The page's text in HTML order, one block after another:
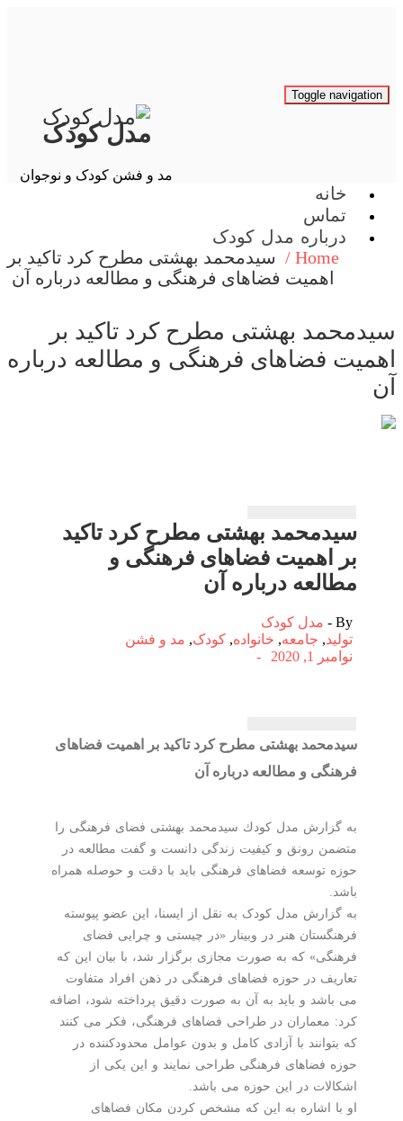
Toggle
مدل کودک
مد و فشن کودک و نوجوان
خانه
تماس
درباره مدل کودک
Home /
سیدمحمد بهشتی مطرح كرد تاكید بر
اهمیت فضاهای فرهنگی و مطالعه درباره آن
بهشتی مطرح كرد تاكید بر
فضاهای فرهنگی و مطالعه درباره
سیدمحمد بهشتی مطرح كرد تاكید
بر اهمیت فضاهای فرهنگی و
مطالعه درباره آن
مدل کودک
,جامعه,خانواده,کودک,مد و فشن
نوامبر 1, 2020
-
سیدمحمد بهشتی مطرح كرد تاكید بر اهمیت فضاهای
فرهنگی و مطالعه درباره آن
به گزارش مدل كودك سیدمحمد بهشتی فضای فرهنگی را
متضمن رونق و كیفیت زندگی دانست و گفت مطالعه در
حوزه توسعه فضاهای فرهنگی باید با دقت و حوصله همراه
به گزارش مدل کودک به نقل از ایسنا، این عضو پیوسته
فرهنگستان هنر در وبینار «در چیستی و چرایی فضای
فرهنگی» که به صورت مجازی برگزار شد، با بیان این که
تعاریف در حوزه فضاهای فرهنگی در ذهن افراد متفاوت
می باشد و باید به آن به صورت دقیق پرداخته شود، اضافه
کرد: معماران در طراحی فضاهای فرهنگی، فکر می کنند
که بتوانند با آزادی کامل و بدون عوامل محدودکننده در
حوزه فضاهای فرهنگی طراحی نمایند و این یکی از
اشکالات در این حوزه می باشد.
او با اشاره به این که مشخص کردن مکان فضاهای